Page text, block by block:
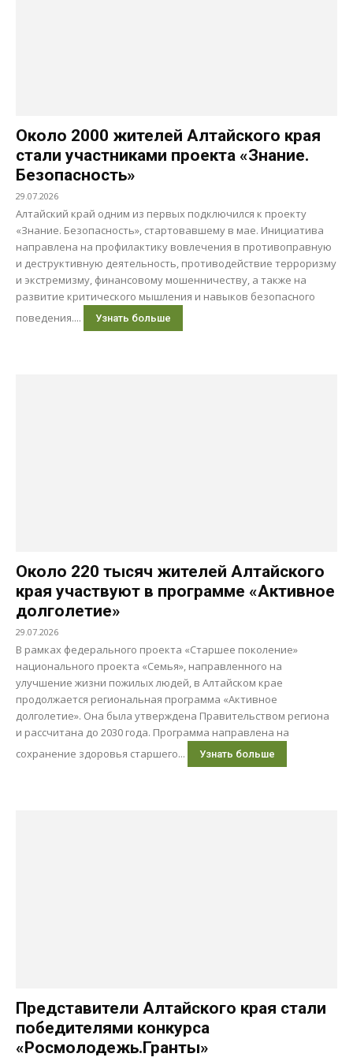
Около 2000 жителей Алтайского края
стали участниками проекта «Знание.
Безопасность»
29.07.2026
Алтайский край одним из первых подключился к проекту
«Знание. Безопасность», стартовавшему в мае. Инициатива
направлена на профилактику вовлечения в противоправную
и деструктивную деятельность, противодействие терроризму
и экстремизму, финансовому мошенничеству, а также на
развитие критического мышления и навыков безопасного
поведения....
Узнать больше
Около 220 тысяч жителей Алтайского
края участвуют в программе «Активное
долголетие»
29.07.2026
В рамках федерального проекта «Старшее поколение»
национального проекта «Семья», направленного на
улучшение жизни пожилых людей, в Алтайском крае
продолжается региональная программа «Активное
долголетие». Она была утверждена Правительством региона
и рассчитана до 2030 года. Программа направлена на
сохранение здоровья старшего...
Узнать больше
Представители Алтайского края стали
победителями конкурса
«Росмолодежь.Гранты»